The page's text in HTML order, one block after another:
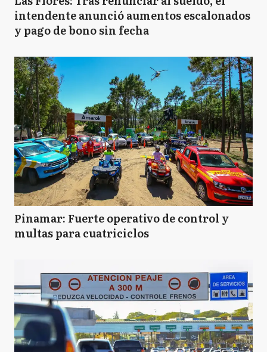
intendente anunció aumentos escalonados
y pago de bono sin fecha
Pinamar: Fuerte operativo de control y
multas para cuatriciclos